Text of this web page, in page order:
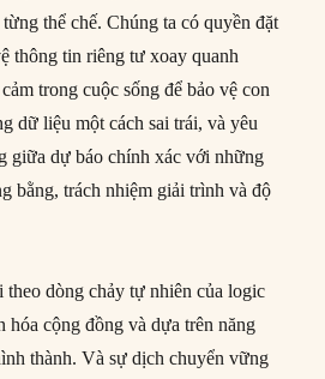
thể chế. Chúng ta có quyền đặt
thông tin riêng tư xoay quanh
trong cuộc sống để bảo vệ con
dữ liệu một cách sai trái, và yêu
giữa dự báo chính xác với những
bằng, trách nhiệm giải trình và độ
theo dòng chảy tự nhiên của logic
hóa cộng đồng và dựa trên năng
thành. Và sự dịch chuyển vững